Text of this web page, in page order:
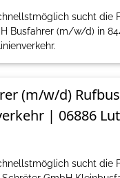
sucht die
Busfahrer (m/w/d) in
(m/w/d)
| 06886
sucht die